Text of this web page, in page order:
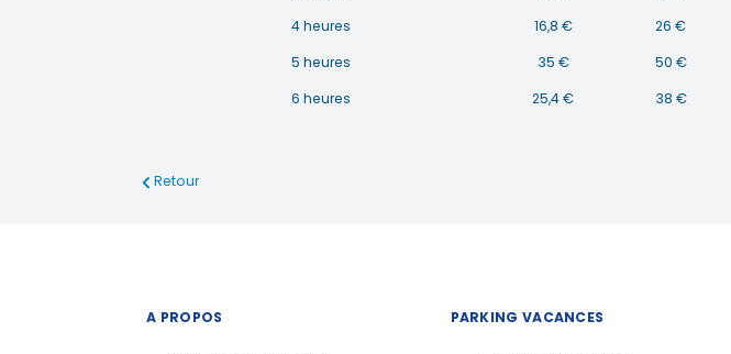
4 heures
16,8 €
26 €
5 heures
35 €
50 €
6 heures
25,4 € 38 €
Retour
A PROPOS PARKING VACANCES